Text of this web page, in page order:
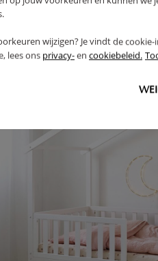
wijzigen? Je vindt de
lees ons privacy-en cookiebeleid.